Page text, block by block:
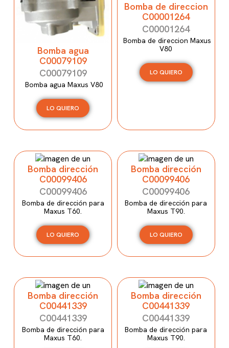
Bomba agua
C00079109
C00079109
Bomba agua Maxus V80
LO QUIERO
Bomba de direccion
C00001264
C00001264
Bomba de direccion Maxus
V80
LO QUIERO
Bomba dirección
C00099406
C00099406
Bomba de dirección para
Maxus T60.
LO QUIERO
Bomba dirección
C00099406
C00099406
Bomba de dirección para
Maxus T90.
LO QUIERO
Bomba dirección
C00441339
C00441339
Bomba de dirección para
Maxus T60.
Bomba dirección
C00441339
C00441339
Bomba de dirección para
Maxus T90.